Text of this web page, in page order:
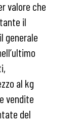
valore che
il
generale
al kg
vendite
del